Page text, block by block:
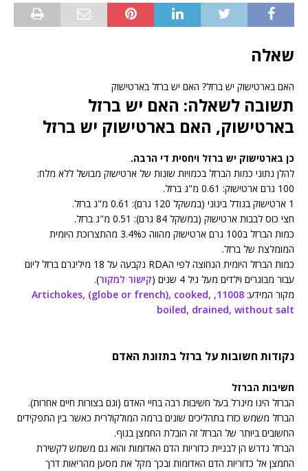
שאלה
האם בארטישוק יש ברזל? האם יש ברזל בארטישוק
תשובה לשאלה: האם יש ברזל
בארטישוק, האם בארטישוק יש ברזל
כן בארטישוק יש ברזל ויחסית די הרבה.
להלן נתוני כמות הברזל בכמויות שונות של ארטישוק מבושל ללא מלח:
100 גרם ארטישוק: 0.61 מ"ג ברזל.
1 ארטישוק בגודל בינוני (במשקל 120 גרם): 0.61 מ"ג ברזל.
חצי כוס לבבות ארטישוק (במשקל 84 גרם): 0.51 מ"ג ברזל.
כמות הברזל ב100 גרם ארטישוק מהווה כ3.4% מהתצרוכת היומית
המומלצת של ברזל.
כמות הברזל היומית הנחוצה לפי הRDA נקבעה על 18 מיליגרם ברזל ליום
עבור מבוגרים וילדים מעל גיל 4 שנים (
קישור למקור).
מקור המידע:
11008, Artichokes, (globe or french), cooked,
boiled, drained, without salt
נקודות חשובות על ברזל בתזונת האדם
חשיבות הברזל
הברזל הינו מינרל בעל חשיבות רבה בחיי האדם (וגם בצורות חיים אחרות).
הברזל משמש כזרז בתהליכים שונים ברמה המולקולרית כאשר בין התפקידים
החשובים ביותר של הברזל זה הובלת החמצן בגוף.
הברזל נדרש הן לבניית כדוריות הדם האדומות והוא גם משמש לקשירת
החמצן אל כדוריות הדם האדומות ובכך מקל את מסען מהריאות דרך